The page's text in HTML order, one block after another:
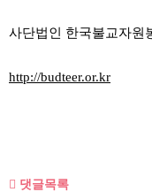
사단법인 한국불교자원
http://budteer.or.kr
댓글목록